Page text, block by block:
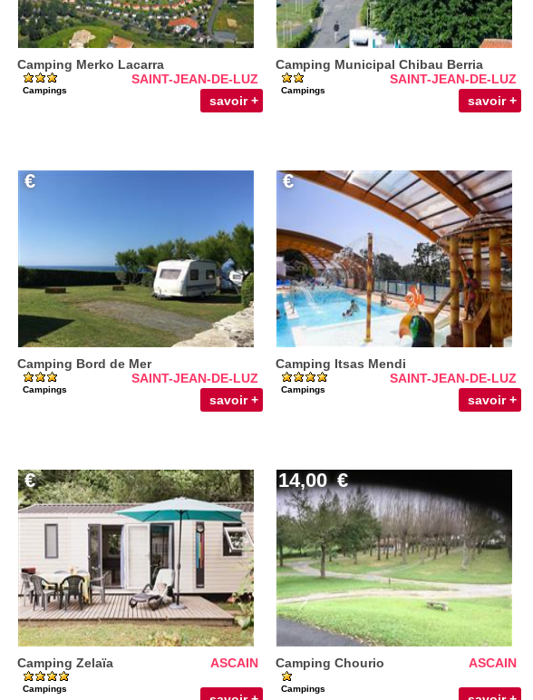
Camping Merko Lacarra
SAINT-JEAN-DE-LUZ
Campings
savoir +
Camping Municipal Chibau Berria
SAINT-JEAN-DE-LUZ
Campings
savoir +
€
Camping Bord de Mer
SAINT-JEAN-DE-LUZ
Campings
savoir +
€
Camping Itsas Mendi
SAINT-JEAN-DE-LUZ
Campings
savoir +
€
Camping Zelaïa ASCAIN
Campings
14,00 €
Camping Chourio ASCAIN
Campings